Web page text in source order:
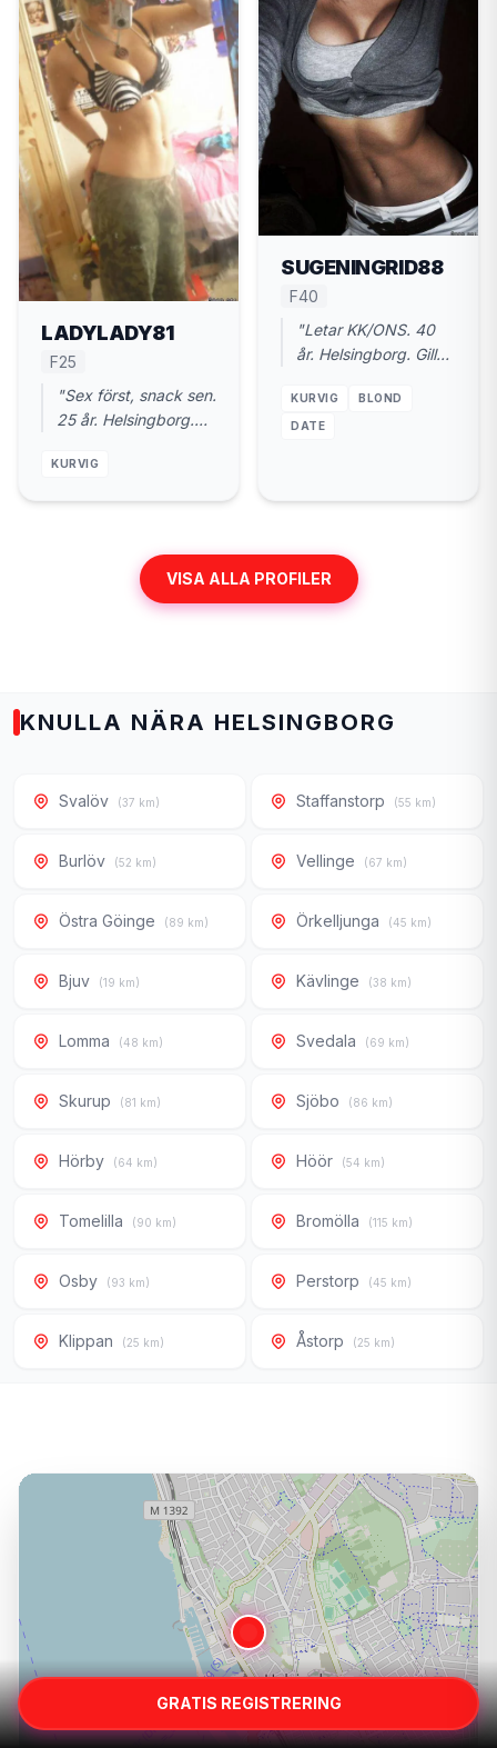
LADYLADY81
F25
"Sex först, snack sen.
25 år. Helsingborg.
kommer."
KURVIG
SUGENINGRID88
F40
"Letar KK/ONS. 40
år. Helsingborg. Gillar
respekt."
KURVIG BLOND
DATE
VISA ALLA PROFILER
KNULLA NÄRA HELSINGBORG
Svalöv (37 km) Staffanstorp (55 km)
Burlöv (52 km) Vellinge (67 km)
Östra Göinge (89 km) Örkelljunga (45 km)
Bjuv (19 km) Kävlinge (38 km)
Lomma (48 km) Svedala (69 km)
Skurup (81 km) Sjöbo (86 km)
Hörby (64 km) Höör (54 km)
Tomelilla (90 km) Bromölla (115 km)
Osby (93 km) Perstorp (45 km)
Klippan (25 km) Åstorp (25 km)
GRATIS REGISTRERING